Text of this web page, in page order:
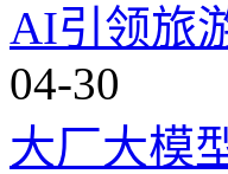
AI引领旅
04-30
大厂大模